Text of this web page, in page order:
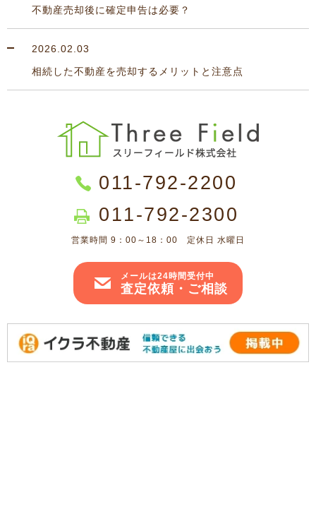
不動産売却後に確定申告は必要？
2026.02.03
相続した不動産を売却するメリットと注意点
011-792-2200
011-792-2300
営業時間 9：00～18：00 定休日 水曜日
メールは24時間受付中
査定依頼・ご相談